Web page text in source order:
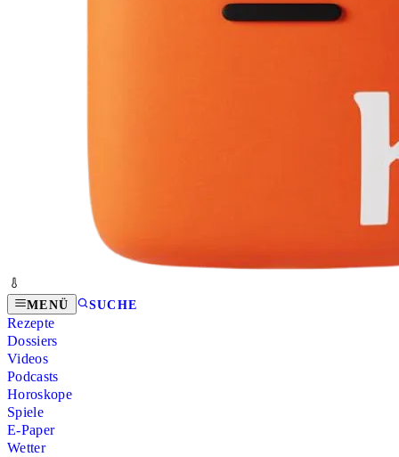
MENÜ SUCHE
Rezepte
Dossiers
Videos
Podcasts
Horoskope
Spiele
E-Paper
Wetter